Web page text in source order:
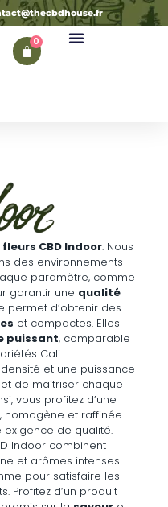
0
fleurs CBD Indoor. Nous
des environnements
paramètre, comme
garantir une qualité
permet d’obtenir des
et compactes. Elles
puissant, comparable
Cali.
et une puissance
de maîtriser chaque
vous profitez d’une
, homogène et raffinée.
de qualité.
Indoor combinent
et arômes intenses.
pour satisfaire les
Profitez d’un produit